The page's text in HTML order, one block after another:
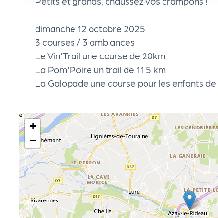
dimanche 12 octobre 2025
3 courses / 3 ambiances
Le Vin'Trail une course de 20km
La Pom'Poire un trail de 11,5 km
La Galopade une course pour les enfants de
+
−
e
n
d
Le
s
sé
le